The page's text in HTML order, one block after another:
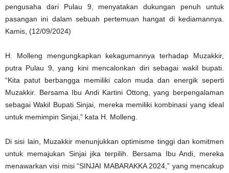
pengusaha dari Pulau 9, menyatakan dukungan penuh untuk
pasangan ini dalam sebuah pertemuan hangat di kediamannya.
Kamis, (12/09/2024)
H. Molleng mengungkapkan kekagumannya terhadap Muzakkir,
putra Pulau 9, yang kini mencalonkan diri sebagai wakil bupati.
“Kita patut berbangga memiliki calon muda dan energik seperti
Muzakkir. Bersama Ibu Andi Kartini Ottong, yang berpengalaman
sebagai Wakil Bupati Sinjai, mereka memiliki kombinasi yang ideal
untuk memimpin Sinjai,” kata H. Molleng.
Di sisi lain, Muzakkir menunjukkan optimisme tinggi dan komitmen
untuk memajukan Sinjai jika terpilih. Bersama Ibu Andi, mereka
menawarkan visi misi “SINJAI MABARAKKA 2024,” yang mencakup